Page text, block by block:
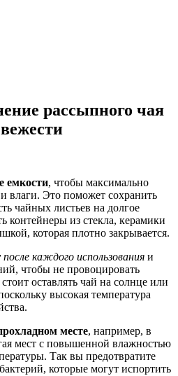
рассыпного чая
емкости, чтобы максимально
влаги. Это поможет сохранить
чайных листьев на долгое
контейнеры из стекла, керамики
которая плотно закрывается.
каждого использования и
чтобы не провоцировать
оставлять чай на солнце или
высокая температура
месте, например, в
мест с повышенной влажностью
Так вы предотвратите
которые могут испортить